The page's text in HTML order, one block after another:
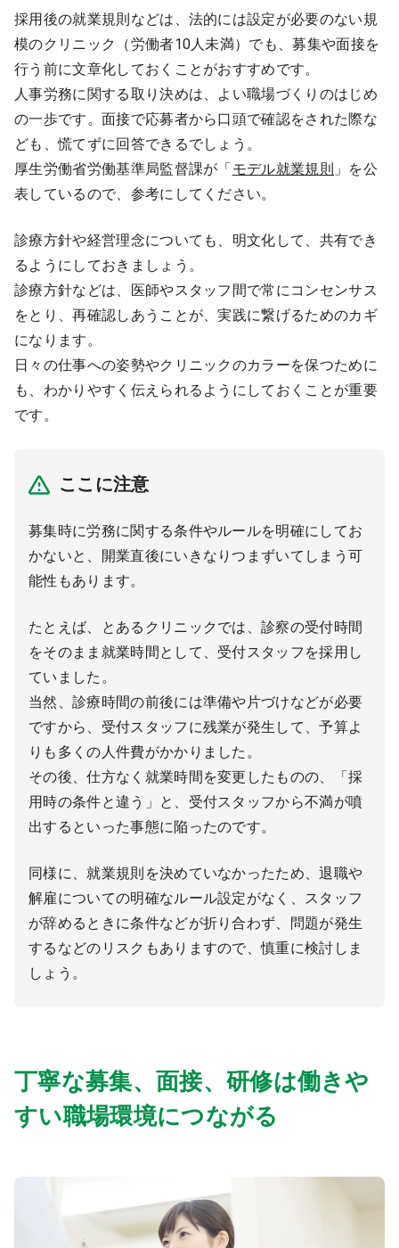
採用後の就業規則などは、法的には設定が必要のない規
模のクリニック（労働者10人未満）でも、募集や面接を
行う前に文章化しておくことがおすすめです。
人事労務に関する取り決めは、よい職場づくりのはじめ
の一歩です。面接で応募者から口頭で確認をされた際な
ども、慌てずに回答できるでしょう。
厚生労働省労働基準局監督課が「モデル就業規則 」を公
表しているので、参考にしてください。
診療方針や経営理念についても、明文化して、共有でき
るようにしておきましょう。
診療方針などは、医師やスタッフ間で常にコンセンサス
をとり、再確認しあうことが、実践に繋げるためのカギ
になります。
日々の仕事への姿勢やクリニックのカラーを保つために
も、わかりやすく伝えられるようにしておくことが重要
です。
ここに注意
募集時に労務に関する条件やルールを明確にしてお
かないと、開業直後にいきなりつまずいてしまう可
能性もあります。
たとえば、とあるクリニックでは、診察の受付時間
をそのまま就業時間として、受付スタッフを採用し
ていました。
当然、診療時間の前後には準備や片づけなどが必要
ですから、受付スタッフに残業が発生して、予算よ
りも多くの人件費がかかりました。
その後、仕方なく就業時間を変更したものの、「採
用時の条件と違う」と、受付スタッフから不満が噴
出するといった事態に陥ったのです。
同様に、就業規則を決めていなかったため、退職や
解雇についての明確なルール設定がなく、スタッフ
が辞めるときに条件などが折り合わず、問題が発生
するなどのリスクもありますので、慎重に検討しま
しょう。
丁寧な募集、面接、研修は働きや
すい職場環境につながる